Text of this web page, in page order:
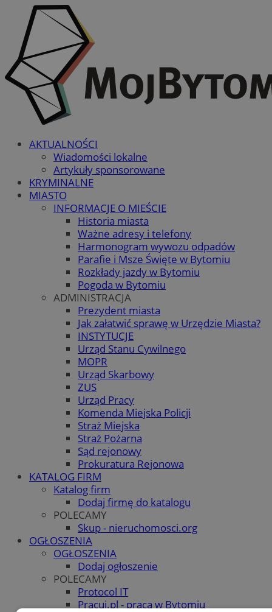
AKTUALNOŚCI
Wiadomości lokalne
Artykuły sponsorowane
KRYMINALNE
MIASTO
INFORMACJE O MIEŚCIE
Historia miasta
Ważne adresy i telefony
Harmonogram wywozu odpadów
Parafie i Msze Święte w Bytomiu
Rozkłady jazdy w Bytomiu
Pogoda w Bytomiu
ADMINISTRACJA
Prezydent miasta
Jak załatwić sprawę w Urzędzie Miasta?
INSTYTUCJE
Urząd Stanu Cywilnego
MOPR
Urząd Skarbowy
ZUS
Urząd Pracy
Komenda Miejska Policji
Straż Miejska
Straż Pożarna
Sąd rejonowy
Prokuratura Rejonowa
KATALOG FIRM
Katalog firm
Dodaj firmę do katalogu
POLECAMY
Skup - nieruchomosci.org
OGŁOSZENIA
OGŁOSZENIA
Dodaj ogłoszenie
POLECAMY
Protocol IT
Pracuj.pl - praca w Bytomiu